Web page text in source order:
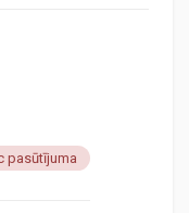
pasūtījuma